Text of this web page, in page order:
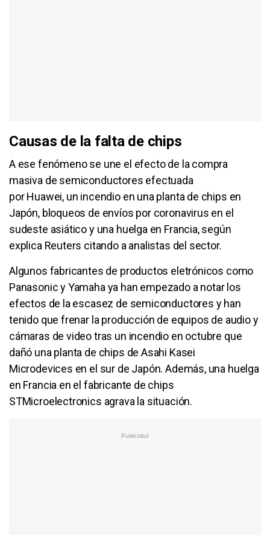
Causas de la falta de chips
A ese fenómeno se une el efecto de la compra
masiva de semiconductores efectuada
por Huawei, un incendio en una planta de chips en
Japón, bloqueos de envíos por coronavirus en el
sudeste asiático y una huelga en Francia, según
explica Reuters citando a analistas del sector.
Algunos fabricantes de productos eletrónicos como
Panasonic y Yamaha ya han empezado a notar los
efectos de la escasez de semiconductores y han
tenido que frenar la producción de equipos de audio y
cámaras de video tras un incendio en octubre que
dañó una planta de chips de Asahi Kasei
Microdevices en el sur de Japón. Además, una huelga
en Francia en el fabricante de chips
STMicroelectronics agrava la situación.